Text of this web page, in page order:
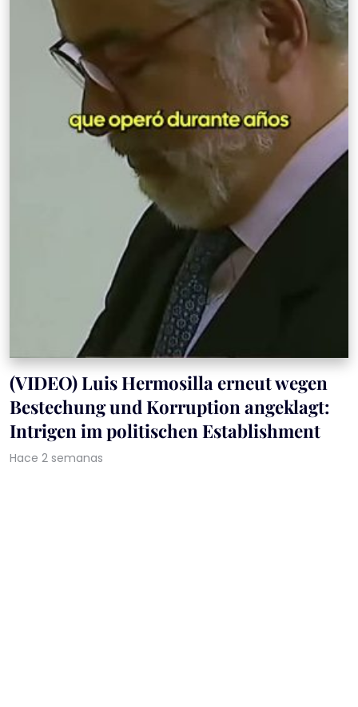
(VIDEO) Luis Hermosilla erneut wegen
Bestechung und Korruption angeklagt:
Intrigen im politischen Establishment
Hace 2 semanas